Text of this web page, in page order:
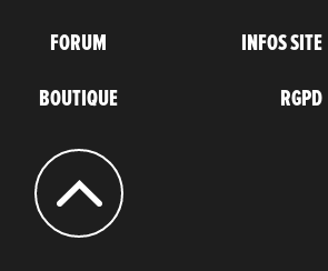
FORUM
BOUTIQUE
INFOS SITE
RGPD